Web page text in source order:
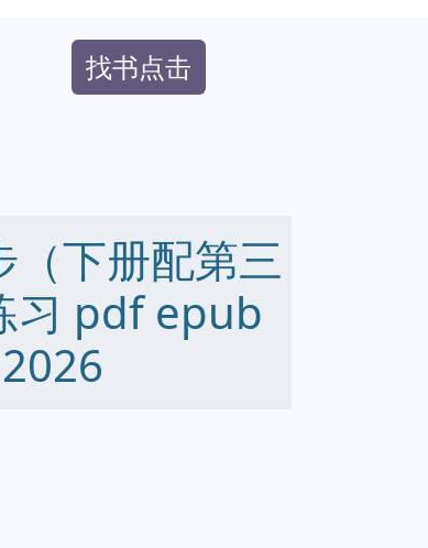
找书点击
下册配第三
习 pdf epub